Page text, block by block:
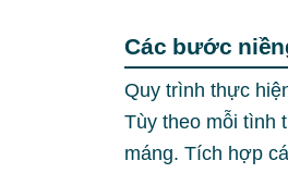
Các bước
Quy trình thực
Tùy theo mỗi tình
máng. Tích hợp